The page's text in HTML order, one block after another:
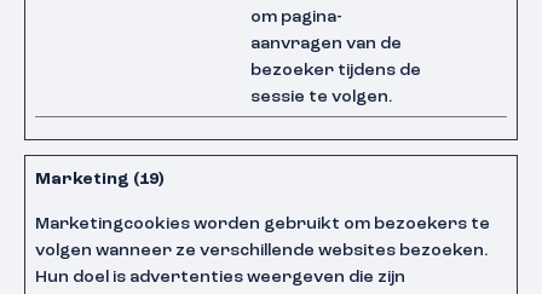
om pagina-
aanvragen van de
bezoeker tijdens de
sessie te volgen.
Marketing (19)
Marketingcookies worden gebruikt om bezoekers te
volgen wanneer ze verschillende websites bezoeken.
Hun doel is advertenties weergeven die zijn